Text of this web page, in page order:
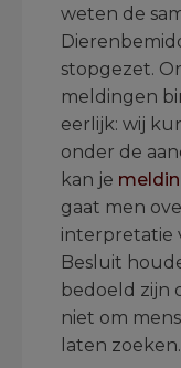
weten de
stopgezet.
meldingen
eerlijk: wij
onder de
kan je
gaat men
interpretatie
Besluit
bedoeld zijn
niet om
laten zoeken.